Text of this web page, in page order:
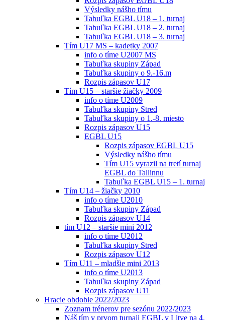
Výsledky nášho tímu
Tabuľka EGBL U18 – 1. turnaj
Tabuľka EGBL U18 – 2. turnaj
Tabuľka EGBL U18 – 3. turnaj
Tím U17 MS – kadetky 2007
info o tíme U2007 MS
Tabuľka skupiny Západ
Tabuľka skupiny o 9.-16.m
Rozpis zápasov U17
Tím U15 – staršie žiačky 2009
info o tíme U2009
Tabuľka skupiny Stred
Tabuľka skupiny o 1.-8. miesto
Rozpis zápasov U15
EGBL U15
Rozpis zápasov EGBL U15
Výsledky nášho tímu
Tím U15 vyrazil na tretí turnaj
EGBL do Tallinnu
Tabuľka EGBL U15 – 1. turnaj
Tím U14 – žiačky 2010
info o tíme U2010
Tabuľka skupiny Západ
Rozpis zápasov U14
tím U12 – staršie mini 2012
info o tíme U2012
Tabuľka skupiny Stred
Rozpis zápasov U12
Tím U11 – mladšie mini 2013
info o tíme U2013
Tabuľka skupiny Západ
Rozpis zápasov U11
Hracie obdobie 2022/2023
Zoznam trénerov pre sezónu 2022/2023
Náš tím v prvom turnaji EGBL v Litve na 4.